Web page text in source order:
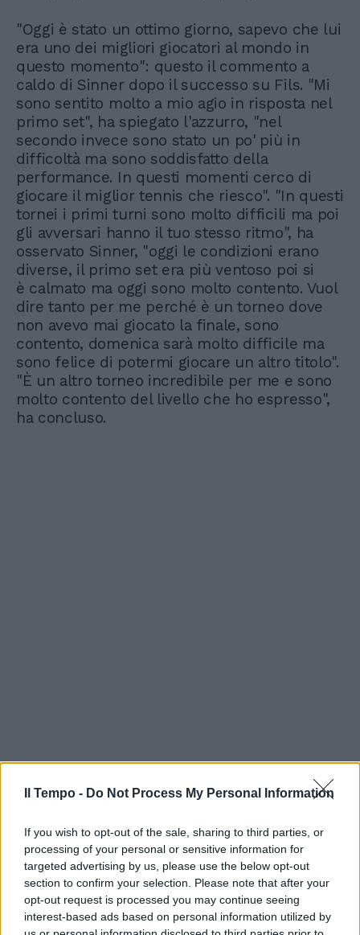
Il Tempo - Do Not Process My Personal Information
If you wish to opt-out of the sale, sharing to third parties, or
processing of your personal or sensitive information for
targeted advertising by us, please use the below opt-out
section to confirm your selection. Please note that after your
opt-out request is processed you may continue seeing
interest-based ads based on personal information utilized by
"Oggi è stato un ottimo giorno, sapevo che lui
era uno dei migliori giocatori al mondo in
questo momento": questo il commento a
caldo di Sinner dopo il successo su Fils. "Mi
sono sentito molto a mio agio in risposta nel
primo set", ha spiegato l'azzurro, "nel
secondo invece sono stato un po' più in
difficoltà ma sono soddisfatto della
performance. In questi momenti cerco di
giocare il miglior tennis che riesco". "In questi
tornei i primi turni sono molto difficili ma poi
gli avversari hanno il tuo stesso ritmo", ha
osservato Sinner, "oggi le condizioni erano
diverse, il primo set era più ventoso poi si
è calmato ma oggi sono molto contento. Vuol
dire tanto per me perché è un torneo dove
non avevo mai giocato la finale, sono
contento, domenica sarà molto difficile ma
sono felice di potermi giocare un altro titolo".
"È un altro torneo incredibile per me e sono
molto contento del livello che ho espresso",
ha concluso.